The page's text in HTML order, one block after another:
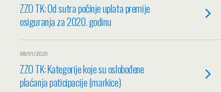
ZZO TK: Od sutra počinje uplata premije
osiguranja za 2020. godinu
08/01/2020
ZZO TK: Kategorije koje su oslobođene
plaćanja paticipacije (markice)